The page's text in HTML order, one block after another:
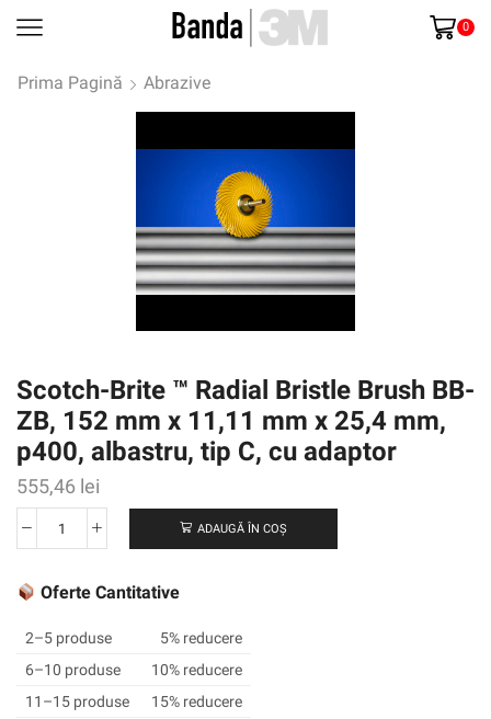
0
Prima Pagină Abrazive
Scotch-Brite ™ Radial Bristle Brush BB-
ZB, 152 mm x 11,11 mm x 25,4 mm,
p400, albastru, tip C, cu adaptor
555,46 lei
Cantitate
Brite
Radial
Bristle
Brush
BB-
ADAUGĂ ÎN COȘ
Oferte Cantitative
2–5 produse
5% reducere
6–10 produse
10% reducere
11–15 produse
15% reducere